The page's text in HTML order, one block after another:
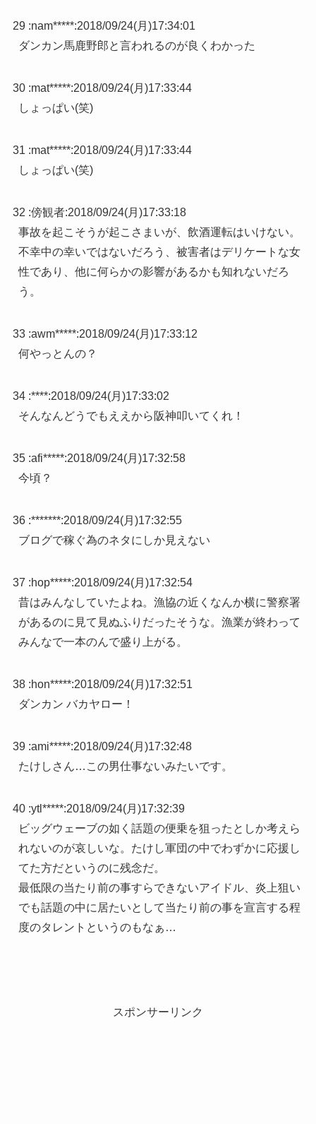
29 :nam*****:2018/09/24(月)17:34:01
ダンカン馬鹿野郎と言われるのが良くわかった
30 :mat*****:2018/09/24(月)17:33:44
しょっぱい(笑)
31 :mat*****:2018/09/24(月)17:33:44
しょっぱい(笑)
32 :傍観者:2018/09/24(月)17:33:18
事故を起こそうが起こさまいが、飲酒運転はいけない。
不幸中の幸いではないだろう、被害者はデリケートな女
性であり、他に何らかの影響があるかも知れないだろ
う。
33 :awm*****:2018/09/24(月)17:33:12
何やっとんの？
34 :****:2018/09/24(月)17:33:02
そんなんどうでもええから阪神叩いてくれ！
35 :afi*****:2018/09/24(月)17:32:58
今頃？
36 :*******:2018/09/24(月)17:32:55
ブログで稼ぐ為のネタにしか見えない
37 :hop*****:2018/09/24(月)17:32:54
昔はみんなしていたよね。漁協の近くなんか横に警察署
があるのに見て見ぬふりだったそうな。漁業が終わって
みんなで一本のんで盛り上がる。
38 :hon*****:2018/09/24(月)17:32:51
ダンカン バカヤロー！
39 :ami*****:2018/09/24(月)17:32:48
たけしさん…この男仕事ないみたいです。
40 :ytl*****:2018/09/24(月)17:32:39
ビッグウェーブの如く話題の便乗を狙ったとしか考えら
れないのが哀しいな。たけし軍団の中でわずかに応援し
てた方だというのに残念だ。
最低限の当たり前の事すらできないアイドル、炎上狙い
でも話題の中に居たいとして当たり前の事を宣言する程
度のタレントというのもなぁ…
スポンサーリンク